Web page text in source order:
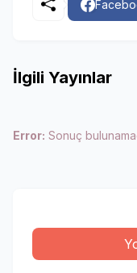
İlgili Yayınlar
Error: Sonuç